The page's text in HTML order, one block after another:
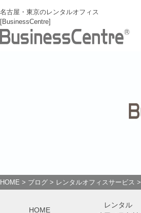
名古屋・東京のレンタルオフィス
[BusinessCentre]
HOME > ブログ > レンタルオフィスサービス >
HOME
レンタル